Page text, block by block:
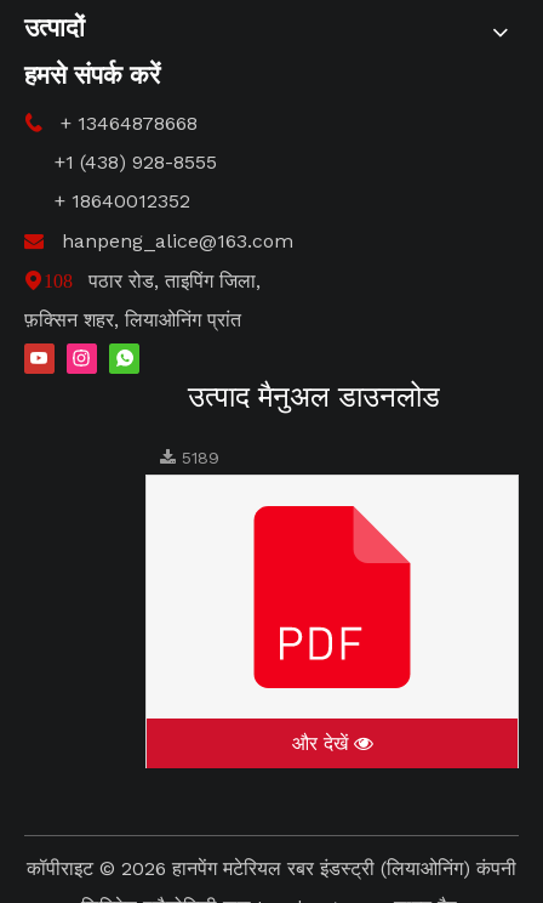
उत्पादों
हमसे संपर्क करें

+ 13464878668
+1 (438) 928-8555
+ 18640012352
 hanpeng_alice@163.com
108
पठार रोड, ताइपिंग जिला,
फ़क्सिन शहर, लियाओनिंग प्रांत
उत्पाद मैनुअल डाउनलोड
5189
और देखें
कॉपीराइट © 2026 हानपेंग मटेरियल रबर इंडस्ट्री (लियाओनिंग) कंपनी